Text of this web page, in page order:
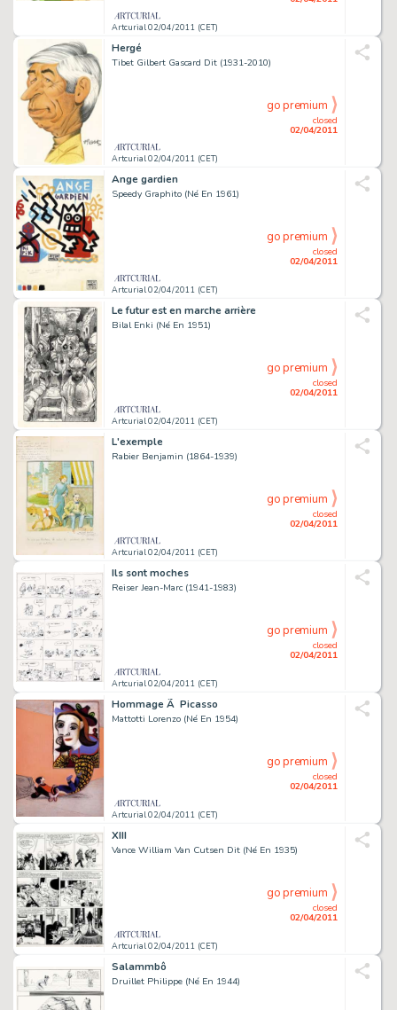
Artcurial 02/04/2011 (CET)
Hergé
Tibet Gilbert Gascard Dit (1931-2010)
Artcurial 02/04/2011 (CET)
closed
02/04/2011
go premium
Ange gardien
Speedy Graphito (Né En 1961)
Artcurial 02/04/2011 (CET)
closed
02/04/2011
go premium
Le futur est en marche arrière
Bilal Enki (Né En 1951)
Artcurial 02/04/2011 (CET)
closed
02/04/2011
go premium
L'exemple
Rabier Benjamin (1864-1939)
Artcurial 02/04/2011 (CET)
closed
02/04/2011
go premium
Ils sont moches
Reiser Jean-Marc (1941-1983)
Artcurial 02/04/2011 (CET)
closed
02/04/2011
go premium
Hommage Ã Picasso
Mattotti Lorenzo (Né En 1954)
Artcurial 02/04/2011 (CET)
closed
02/04/2011
go premium
XIII
Vance William Van Cutsen Dit (Né En 1935)
Artcurial 02/04/2011 (CET)
closed
02/04/2011
go premium
Salammbô
Druillet Philippe (Né En 1944)